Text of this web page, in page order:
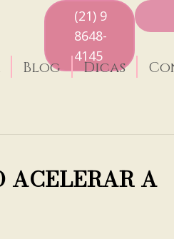
(21) 9
8648-
4145
Blog Dicas
ACELERAR A